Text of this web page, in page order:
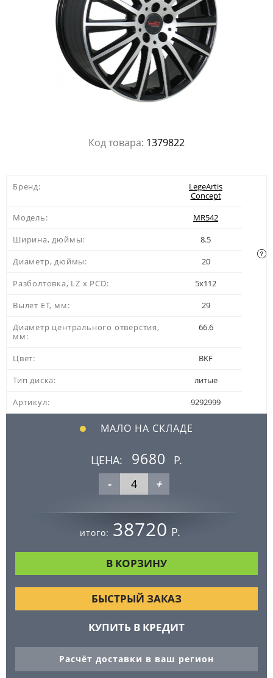
Код товара: 1379822
Бренд:
LegeArtis
Concept
Модель:
MR542
Ширина, дюймы:
8.5
Диаметр, дюймы:
20
Разболтовка, LZ x PCD:
5x112
Вылет ЕТ, мм:
29
Диаметр центрального отверстия,
мм:
66.6
Цвет:
BKF
Тип диска:
литые
Артикул:
9292999
МАЛО НА СКЛАДЕ
ЦЕНА: 9680
Р.
-
+
итого: 38720 Р.
БЫСТРЫЙ ЗАКАЗ
КУПИТЬ В КРЕДИТ
Расчёт доставки в ваш регион